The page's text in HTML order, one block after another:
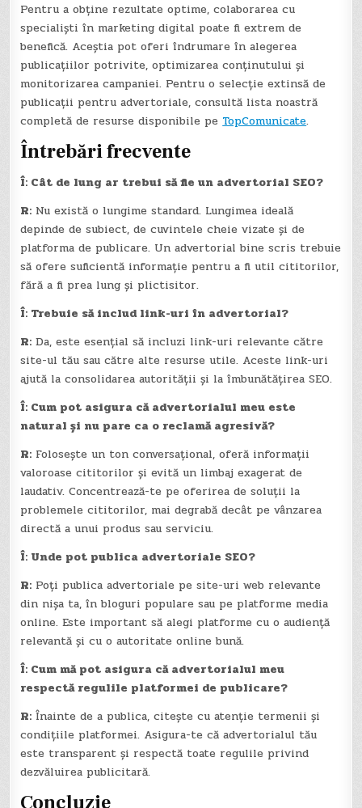
Pentru a obține rezultate optime, colaborarea cu
specialiști în marketing digital poate fi extrem de
benefică. Aceștia pot oferi îndrumare în alegerea
publicațiilor potrivite, optimizarea conținutului și
monitorizarea campaniei. Pentru o selecție extinsă de
publicații pentru advertoriale, consultă lista noastră
completă de resurse disponibile peTopComunicate.
Întrebări frecvente
Î: Cât de lung ar trebui să fie un advertorial SEO?
R: Nu există o lungime standard. Lungimea ideală
depinde de subiect, de cuvintele cheie vizate și de
platforma de publicare. Un advertorial bine scris trebuie
să ofere suficientă informație pentru a fi util cititorilor,
fără a fi prea lung și plictisitor.
Î: Trebuie să includ link-uri în advertorial?
R: Da, este esențial să incluzi link-uri relevante către
site-ul tău sau către alte resurse utile. Aceste link-uri
ajută la consolidarea autorității și la îmbunătățirea SEO.
Î: Cum pot asigura că advertorialul meu este
natural și nu pare ca o reclamă agresivă?
R: Folosește un ton conversațional, oferă informații
valoroase cititorilor și evită un limbaj exagerat de
laudativ. Concentrează-te pe oferirea de soluții la
problemele cititorilor, mai degrabă decât pe vânzarea
directă a unui produs sau serviciu.
Î: Unde pot publica advertoriale SEO?
R: Poți publica advertoriale pe site-uri web relevante
din nișa ta, în bloguri populare sau pe platforme media
online. Este important să alegi platforme cu o audiență
relevantă și cu o autoritate online bună.
Î: Cum mă pot asigura că advertorialul meu
respectă regulile platformei de publicare?
R: Înainte de a publica, citește cu atenție termenii și
condițiile platformei. Asigura-te că advertorialul tău
este transparent și respectă toate regulile privind
dezvăluirea publicitară.
Concluzie